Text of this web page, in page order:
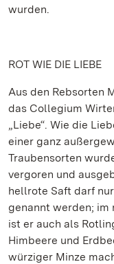
wurden.
ROT WIE DIE LIEBE
Aus den Rebsorten
das Collegium
„Liebe“. Wie die
einer ganz
Traubensorten
vergoren und
hellrote Saft darf
genannt werden; im
ist er auch als
Himbeere und
würziger Minze